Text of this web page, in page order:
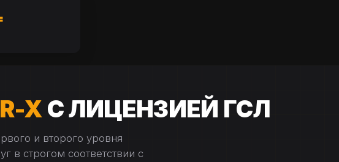
X С ЛИЦЕНЗИЕЙ ГСЛ
и второго уровня
в строгом соответствии с